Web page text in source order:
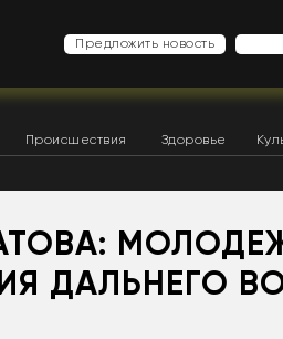
Предложить новость
Происшествия Здоровье
ДАЛЬНЕГО